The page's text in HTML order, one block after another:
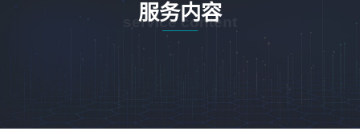
服务内容
service content